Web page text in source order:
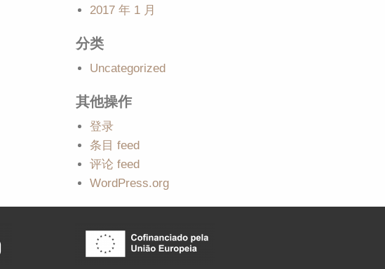
2017 年 1 月
分类
Uncategorized
其他操作
登录
条目 feed
评论 feed
WordPress.org